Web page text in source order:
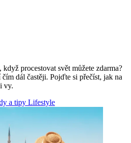
procestovat svět můžete zdarma?
dál častěji. Pojďte si přečíst, jak na
vy.
a tipy Lifestyle